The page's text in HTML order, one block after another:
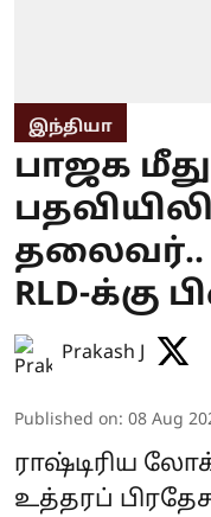
இந்தியா
பாஜக
தலைவர்..
RLD-க்கு
Prakash J
Published on: 08 Aug
ராஷ்டிரிய
உத்தரப்